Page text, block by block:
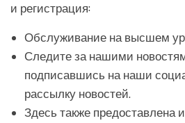
и регистрация:
Обслуживание на высшем
Следите за нашими
подписавшись на наши
рассылку новостей.
Здесь также предоставлена